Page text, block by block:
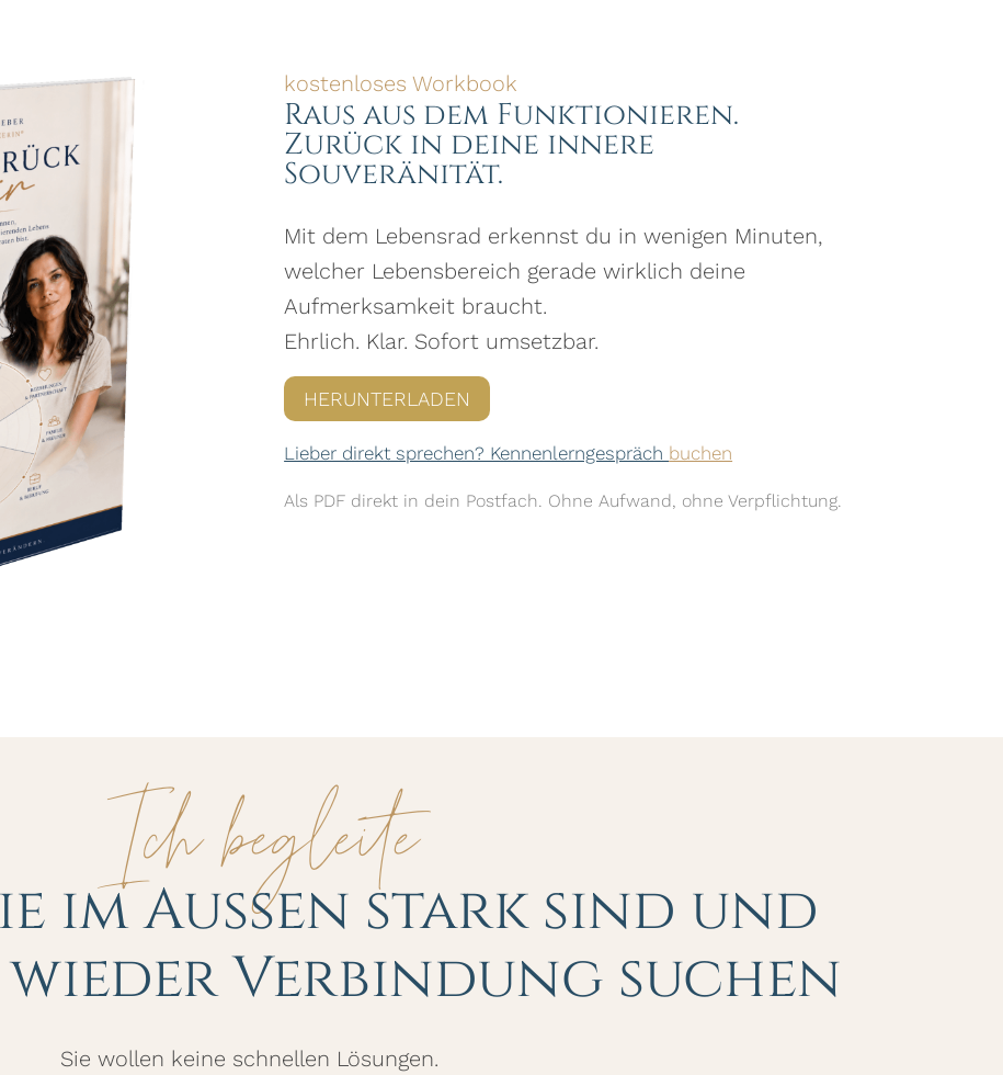
kostenloses Workbook
Raus aus dem Funktionieren.
Zurück in deine innere
Souveränität.
Mit dem Lebensrad erkennst du in wenigen Minuten,
welcher Lebensbereich gerade wirklich deine
Aufmerksamkeit braucht.
Ehrlich. Klar. Sofort umsetzbar.
HERUNTERLADEN
Lieber direkt sprechen? Kennenlerngespräch buchen
Als PDF direkt in dein Postfach. Ohne Aufwand, ohne Verpflichtung.
Ich begleite
im Außen stark sind und
Verbindung suchen
Sie wollen keine schnellen Lösungen.